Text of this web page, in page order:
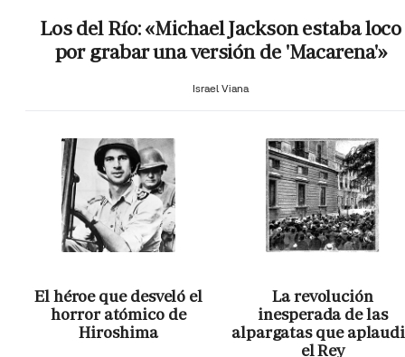
Los del Río: «Michael Jackson estaba loco
por grabar una versión de 'Macarena'»
Israel Viana
El héroe que desveló el
horror atómico de
Hiroshima
La revolución
inesperada de las
alpargatas que
el Rey